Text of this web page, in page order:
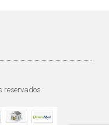
reservados